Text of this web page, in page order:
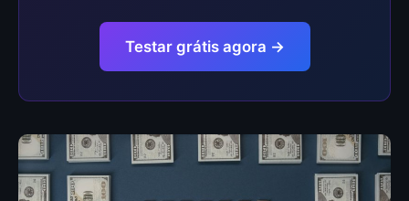
Testar grátis agora →